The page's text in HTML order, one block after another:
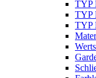
TYP
TYP
TYP